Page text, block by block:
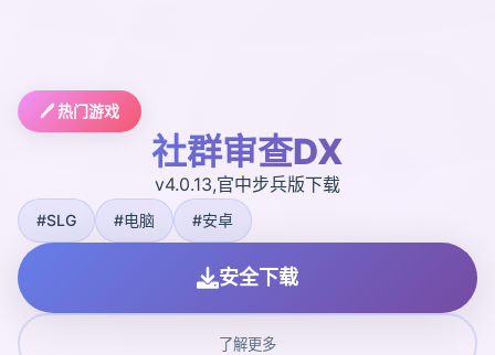
🖊️ 热门游戏
社群审查DX
v4.0.13,官中步兵版下载
#SLG #电脑 #安卓
安全下载
了解更多